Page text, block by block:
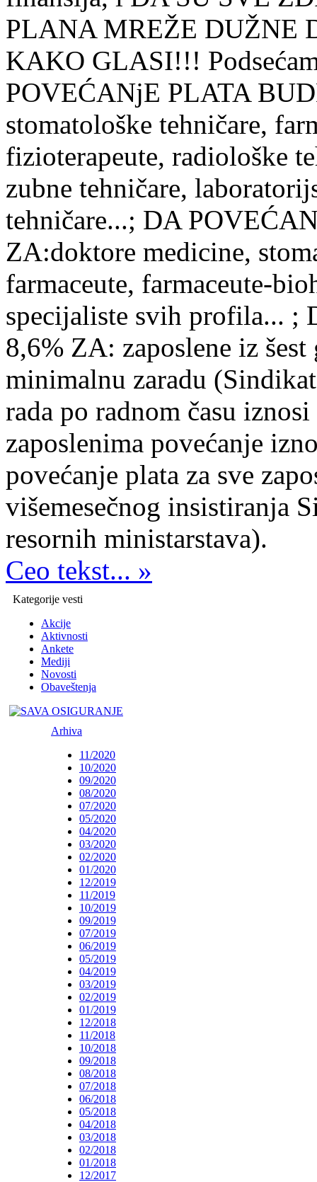
PLANA MREŽE DUŽNE
KAKO GLASI!!!
POVEĆANјE PLATA
stomatološke tehničare,
fizioterapeute, radiološke
zubne tehničare,
tehničare...; DA
ZA:doktore medicine,
farmaceute, farmaceute-
specijaliste svih profila... ;
8,6% ZA: zaposlene iz
minimalnu zaradu
rada po radnom času
zaposlenima povećanje
povećanje plata za sve
višemesečnog insistiranja
resornih ministarstava).
Ceo tekst... »
Kategorije vesti
Akcije
Aktivnosti
Ankete
Mediji
Novosti
Obaveštenja
Arhiva
11/2020
10/2020
09/2020
08/2020
07/2020
05/2020
04/2020
03/2020
02/2020
01/2020
12/2019
11/2019
10/2019
09/2019
07/2019
06/2019
05/2019
04/2019
03/2019
02/2019
01/2019
12/2018
11/2018
10/2018
09/2018
08/2018
07/2018
06/2018
05/2018
04/2018
03/2018
02/2018
01/2018
12/2017